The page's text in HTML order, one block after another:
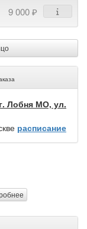
9 000 ₽
Лобня МО, ул.
расписание